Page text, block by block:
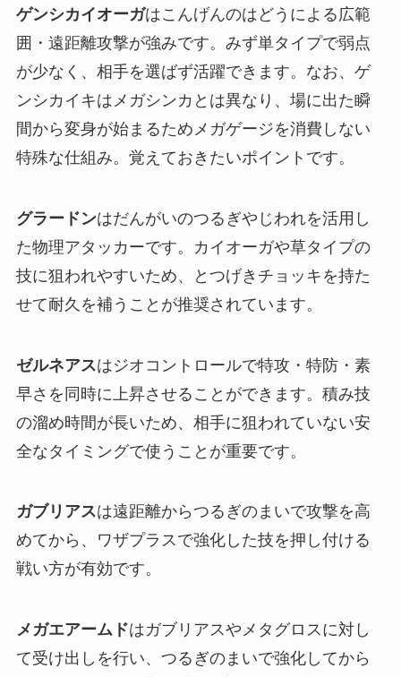
ゲンシカイオーガはこんげんのはどうによる広範
囲・遠距離攻撃が強みです。みず単タイプで弱点
が少なく、相手を選ばず活躍できます。なお、ゲ
ンシカイキはメガシンカとは異なり、場に出た瞬
間から変身が始まるためメガゲージを消費しない
特殊な仕組み。覚えておきたいポイントです。
グラードンはだんがいのつるぎやじわれを活用し
た物理アタッカーです。カイオーガや草タイプの
技に狙われやすいため、とつげきチョッキを持た
せて耐久を補うことが推奨されています。
ゼルネアスはジオコントロールで特攻・特防・素
早さを同時に上昇させることができます。積み技
の溜め時間が長いため、相手に狙われていない安
全なタイミングで使うことが重要です。
ガブリアスは遠距離からつるぎのまいで攻撃を高
めてから、ワザプラスで強化した技を押し付ける
戦い方が有効です。
メガエアームドはガブリアスやメタグロスに対し
て受け出しを行い、つるぎのまいで強化してから